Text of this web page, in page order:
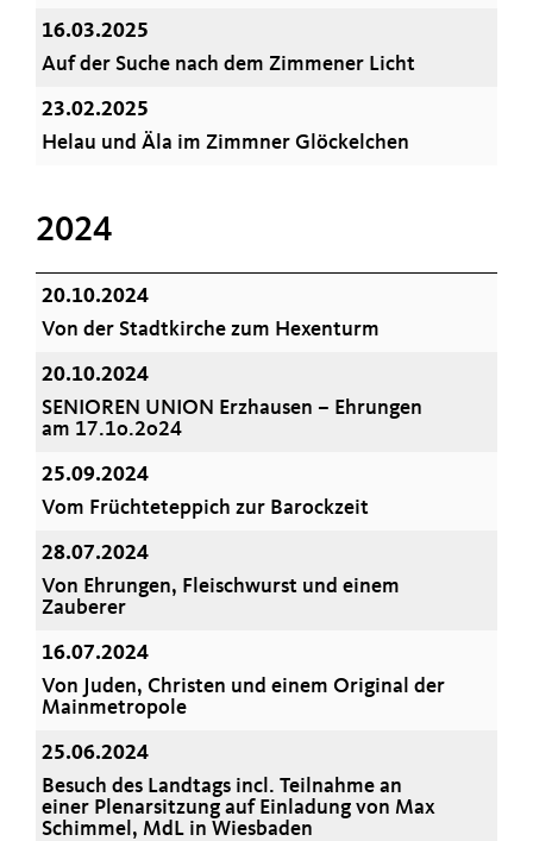
16.03.2025
Auf der Suche nach dem Zimmener Licht
23.02.2025
Helau und Äla im Zimmner Glöckelchen
2024
20.10.2024
Von der Stadtkirche zum Hexenturm
20.10.2024
SENIOREN UNION Erzhausen – Ehrungen
am 17.1o.2o24
25.09.2024
Vom Früchteteppich zur Barockzeit
28.07.2024
Von Ehrungen, Fleischwurst und einem
Zauberer
16.07.2024
Von Juden, Christen und einem Original der
Mainmetropole
25.06.2024
Besuch des Landtags incl. Teilnahme an
einer Plenarsitzung auf Einladung von Max
Schimmel, MdL in Wiesbaden